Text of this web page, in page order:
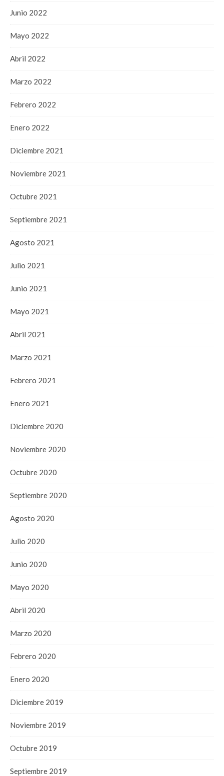
Junio 2022
Mayo 2022
Abril 2022
Marzo 2022
Febrero 2022
Enero 2022
Diciembre 2021
Noviembre 2021
Octubre 2021
Septiembre 2021
Agosto 2021
Julio 2021
Junio 2021
Mayo 2021
Abril 2021
Marzo 2021
Febrero 2021
Enero 2021
Diciembre 2020
Noviembre 2020
Octubre 2020
Septiembre 2020
Agosto 2020
Julio 2020
Junio 2020
Mayo 2020
Abril 2020
Marzo 2020
Febrero 2020
Enero 2020
Diciembre 2019
Noviembre 2019
Octubre 2019
Septiembre 2019